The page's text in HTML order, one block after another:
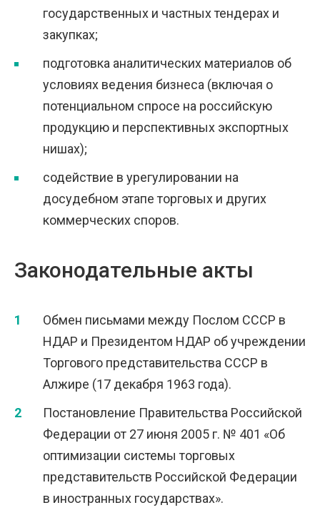
государственных и частных тендерах и
закупках;
подготовка аналитических материалов об
условиях ведения бизнеса (включая о
потенциальном спросе на российскую
продукцию и перспективных экспортных
нишах);
содействие в урегулировании на
досудебном этапе торговых и других
коммерческих споров.
Законодательные акты
Обмен письмами между Послом СССР в
НДАР и Президентом НДАР об учреждении
Торгового представительства СССР в
Алжире (17 декабря 1963 года).
Постановление Правительства Российской
Федерации от 27 июня 2005 г. № 401 «Об
оптимизации системы торговых
представительств Российской Федерации
в иностранных государствах».